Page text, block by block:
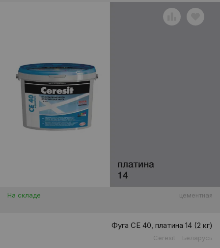
На складе цементная
Фуга CE 40, платина 14 (2 кг)
Ceresit Беларусь